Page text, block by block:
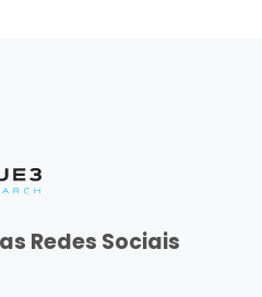
Redes Sociais